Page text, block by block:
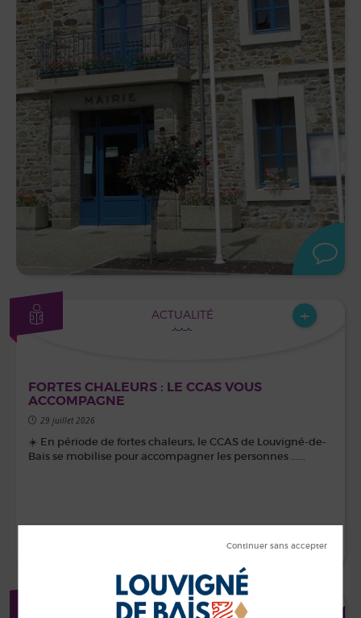
ACTUALITÉ +
FORTES CHALEURS : LE CCAS VOUS
ACCOMPAGNE
29 juillet 2026
☀️ En période de fortes chaleurs, le CCAS de Louvigné-de-
Bais se mobilise pour accompagner les personnes ......
LIRE LA SUITE
AGENDA